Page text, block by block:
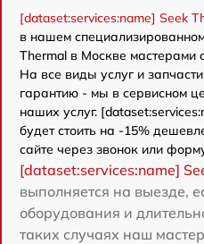
[dataset:services:name] Seek
в нашем
Thermal в Москве мастерами
На все виды услуг и
гарантию - мы в сервисном
наших услуг.
будет стоить на -15%
сайте через звонок или
[dataset:services:name]
выполняется на выезде,
оборудования и
таких случаях наш